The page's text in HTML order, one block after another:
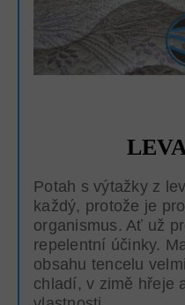
Potah s výtažky z
každý, protože je
organismus. Ať už
repelentní účinky.
obsahu tencelu
chladí, v zimě hřeje